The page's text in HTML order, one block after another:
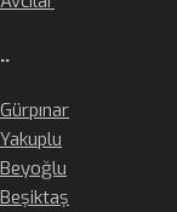
..
Gürpınar
Yakuplu
Beyoğlu
Beşiktaş